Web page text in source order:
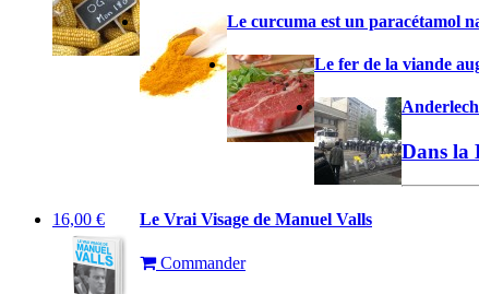
Le curcuma est un paracétamol
Le fer de la viande
Dans la
16,00 € Le Vrai Visage de Manuel Valls
Commander